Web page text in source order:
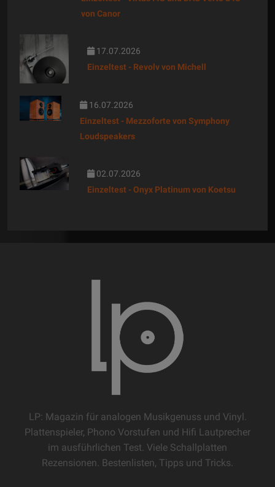
von Canor
17.07.2026
Einzeltest - Revolv von Michell
16.07.2026
Einzeltest - Mezzoforte von Symphony
Loudspeakers
02.07.2026
Einzeltest - Onyx Platinum von Koetsu
LP: Magazin für analogen Musikgenuss und Vinyl.
Plattenspieler, Phono Vorstufen und Hifi Lautprecher
im ausführlichen Test. Viele Schallplatten
Rezensionen. Bestenlisten, Tipps und Tricks.